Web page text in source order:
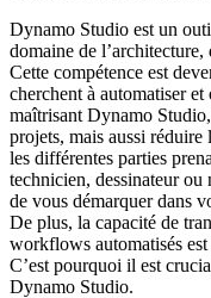
Dynamo Studio est un
domaine de
Cette compétence est
cherchent à automatiser
maîtrisant Dynamo
projets, mais aussi
les différentes parties
technicien, dessinateur ou
de vous démarquer dans
De plus, la capacité de
workflows automatisés
C’est pourquoi il est
Dynamo Studio.